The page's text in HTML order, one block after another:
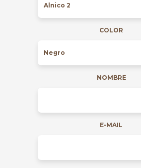
COLOR
NOMBRE
E-MAIL